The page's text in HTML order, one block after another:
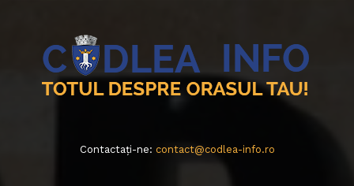
Contactați-ne: contact@codlea-info.ro